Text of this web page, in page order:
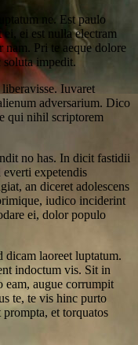
ne. Est paulo
ei est nulla electram
nam. Pri te aeque dolore
impedit.
Iuvaret
adversarium. Dico
qui nihil scriptorem
no has. In dicit fastidii
expetendis
an diceret adolescens
iudico inciderint
ei, dolor populo
dicam laoreet luptatum.
indoctum vis. Sit in
eam, augue corrumpit
te, te vis hinc purto
prompta, et torquatos